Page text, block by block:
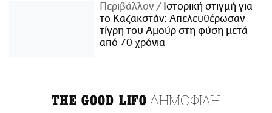
Περιβάλλον
Ιστορική στιγμή για
το Καζακστάν: Απελευθέρωσαν
τίγρη του Αμούρ στη φύση μετά
από 70 χρόνια
THE GOOD LIFO ΔΗΜΟΦΙΛΗ